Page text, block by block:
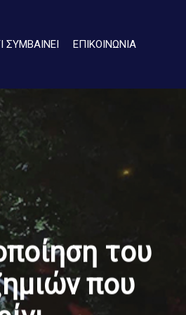
ΣΥΜΒΑΙΝΕΙ ΕΠΙΚΟΙΝΩΝΙΑ
του
που